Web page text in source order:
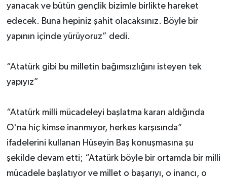
yanacak ve bütün gençlik bizimle birlikte hareket
edecek. Buna hepiniz şahit olacaksınız. Böyle bir
yapının içinde yürüyoruz” dedi.
“Atatürk gibi bu milletin bağımsızlığını isteyen tek
yapıyız”
“Atatürk milli mücadeleyi başlatma kararı aldığında
O'na hiç kimse inanmıyor, herkes karşısında”
ifadelerini kullanan Hüseyin Baş konuşmasına şu
şekilde devam etti; “Atatürk böyle bir ortamda bir milli
mücadele başlatıyor ve millet o başarıyı, o inancı, o